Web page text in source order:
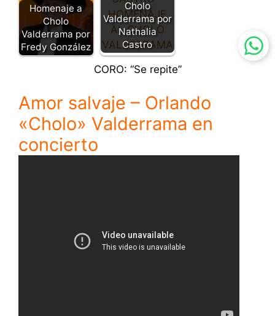
Homenaje a
Cholo
Valderrama por
Fredy González
Cholo
Valderrama por
Nathalia
Castro
CORO: “Se repite”
Amor salvaje – Orlando
«Cholo» Valderrama en
concierto